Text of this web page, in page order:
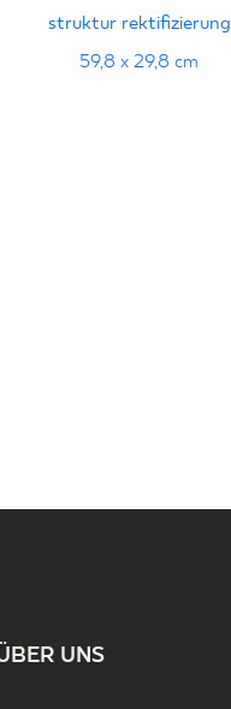
zur Leistung
MAT.
struktur rektifizierung
59,8 x 29,8 cm
UNS